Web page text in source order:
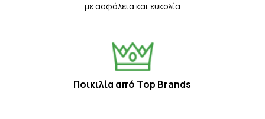
με ασφάλεια και ευκολία
Ποικιλία από Τop Βrands